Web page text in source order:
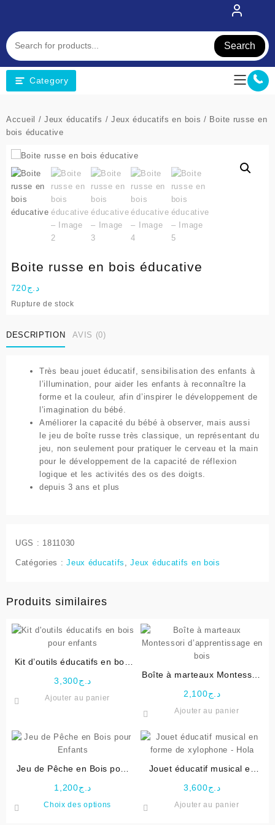
content
Search
Category
Accueil /Jeux éducatifs / Jeux éducatifs en bois / Boite russe en
bois éducative
Boite russe en bois éducative
د.ج720
Rupture de stock
DESCRIPTION AVIS (0)
Très beau jouet éducatif, sensibilisation des enfants à
l’illumination, pour aider les enfants à reconnaître la
forme et la couleur, afin d’inspirer le développement de
l’imagination du bébé.
Améliorer la capacité du bébé à observer, mais aussi
le jeu de boîte russe très classique, un représentant du
jeu, non seulement pour pratiquer le cerveau et la main
pour le développement de la capacité de réflexion
logique et les activités des os des doigts.
depuis 3 ans et plus
UGS : 1811030
Catégories :Jeux éducatifs ,Jeux éducatifs en bois
Produits similaires
Kit d’outils éducatifs en bois
د.ج3,300
Ajouter au panier
Boîte à marteaux Montessori
د.ج2,100
Ajouter au panier
Jeu de Pêche en Bois pour
د.ج1,200
Choix des options
Jouet éducatif musical en
د.ج3,600
Ajouter au panier